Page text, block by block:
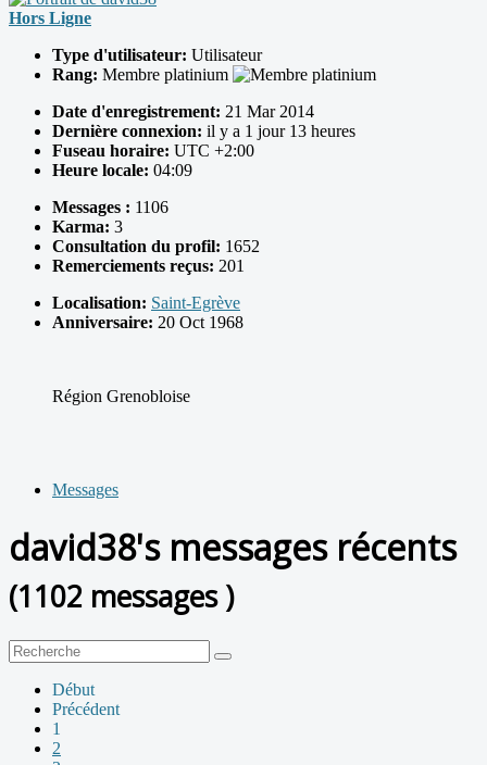
Hors Ligne
Type d'utilisateur: Utilisateur
Rang: Membre platinium
Date d'enregistrement: 21 Mar 2014
Dernière connexion: il y a 1 jour 13 heures
Fuseau horaire: UTC +2:00
Heure locale: 04:09
Messages : 1106
Karma: 3
Consultation du profil: 1652
Remerciements reçus: 201
Localisation: Saint-Egrève
Anniversaire: 20 Oct 1968
Région Grenobloise
Messages
david38's messages récents
(1102 messages )
Début
Précédent
1
2